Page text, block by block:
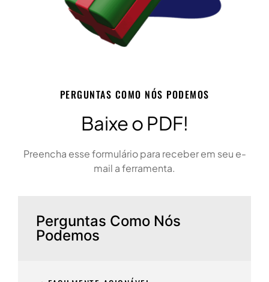
PERGUNTAS COMO NÓS PODEMOS
Baixe o PDF!
Preencha esse formulário para receber em seu e-
mail a ferramenta.
Perguntas Como Nós
Podemos